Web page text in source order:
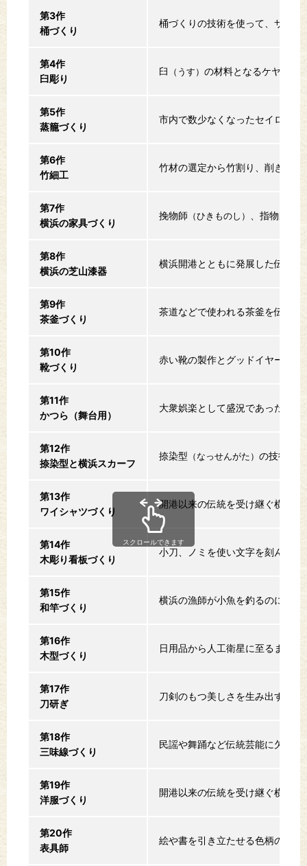
第3作
桶づくり
桶づくりの技術を使って、サワ
第4作
臼彫り
臼 （うす） の材料となるケヤキ選
第5作
蒸籠づくり
市内で数少なくなったセイロ職
第6作
竹細工
竹材の選定から竹割り、削ぎ、
第7作
横浜の家具づくり
挽物師 （ひきものし） 、指物師
第8作
横浜の芝山漆器
横浜開港とともに発展した伝統
第9作
茶釜づくり
茶道などで使われる茶釜を伝統
第10作
靴づくり
赤い靴の製作とグッドイヤー縫
第11作
かつら（舞台用）
大衆娯楽として盛況であった演
第12作
捺染型と横浜スカーフ
捺染型 （なっせんがた） の技術推
第13作
ワイシャツづくり
開港以来の伝統を受け継ぐ横浜
第14作
木彫り看板づくり
小刀、ノミを使い文字を刻んで
第15作
和竿づくり
横浜の漁師が小魚を釣るのに使
第16作
木型づくり
日用品から人工衛星に至るまで
第17作
刀研ぎ
刀剣のもつ美しさを生み出す伝
第18作
三味線づくり
民謡や舞踊など伝統芸能に欠か
第19作
洋服づくり
開港以来の伝統を受け継ぐ横浜
第20作
表具師
絵や書を引き立たせる色柄の美
スクロールできます